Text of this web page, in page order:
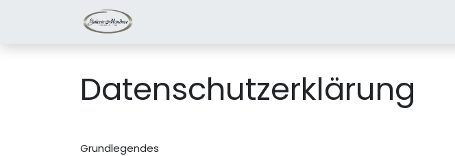
Datenschutzerklärung
Grundlegendes